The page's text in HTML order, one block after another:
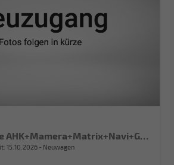
ST 204PS 4Drive AHK+Mamera+Matrix+Navi+GV4+Kessy+Parklenk+Alarm
15.10.2026 Neuwagen